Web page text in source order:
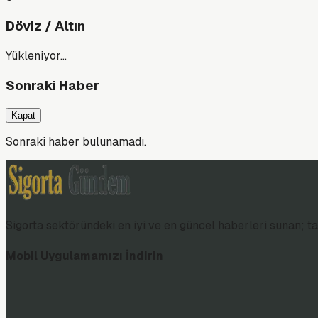
Döviz / Altın
Yükleniyor…
Sonraki Haber
Kapat
Sonraki haber bulunamadı.